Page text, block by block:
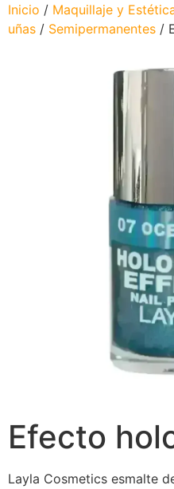
Inicio / Maquillaje y
uñas / Semipermanentes /
Efecto
Layla Cosmetics esmalte